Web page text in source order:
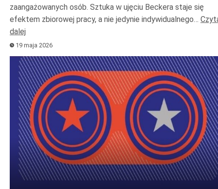
zaangażowanych osób. Sztuka w ujęciu Beckera staje się
efektem zbiorowej pracy, a nie jedynie indywidualnego…
dalej
19 maja 2026
Odtwarzacz
plików
dźwiękowych